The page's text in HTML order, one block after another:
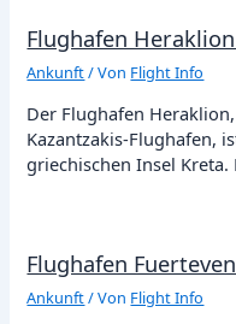
Flughafen
Ankunft/ Von Flight Info
Der Flughafen
Kazantzakis-Flughafen,
griechischen Insel
Flughafen
Ankunft/ Von Flight Info